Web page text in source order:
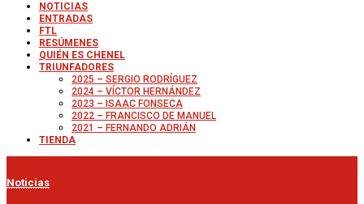
NOTICIAS
ENTRADAS
FTL
RESÚMENES
QUIÉN ES CHENEL
TRIUNFADORES
2025 – SERGIO RODRÍGUEZ
2024 – VÍCTOR HERNÁNDEZ
2023 – ISAAC FONSECA
2022 – FRANCISCO DE MANUEL
2021 – FERNANDO ADRIÁN
TIENDA
Noticias